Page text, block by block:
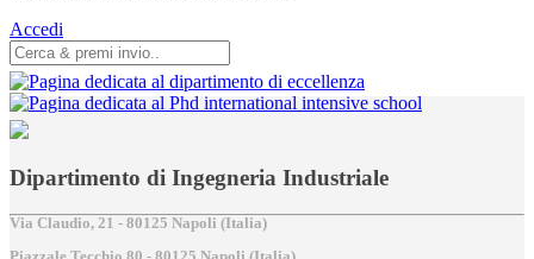
Accedi
Dipartimento di Ingegneria Industriale
Via Claudio, 21 - 80125 Napoli (Italia)